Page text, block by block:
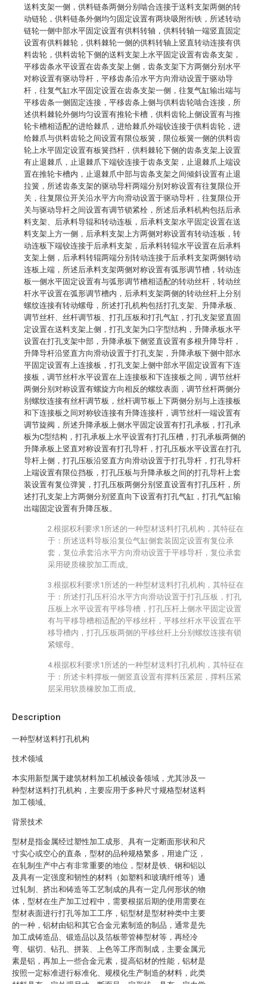
Description
一种型材送料打孔机构
技术领域
本实用新型属于建筑材料加工机械设备领域，尤其涉及一
种型材送料打孔机构，主要应用于多种尺寸规格型材送料
加工领域。
背景技术
型材是指金属经过塑性加工成形、具有一定断面形状和尺
寸实心或空心的直条，型材的品种规格繁多，用途广泛，
在轧制生产中占有非常重要的地位，型材是铁、钢和铝以
及具有一定强度和韧性的材料（如塑料和玻璃纤维等）通
过轧制、挤出和铸造等工艺制成的具有一定几何形状的物
体，型材在生产加工过程中，需要根据后期的使用需要在
型材表面进行打孔等加工工序，铝型材是型材种类中主要
的一种，铝材由铝和其它合金元素制造的制品，通常是先
加工成铸造品、锻造品以及箔板带管棒型材等，再经冷
弯、锯切、钻孔、拼装、上色等工序而制成，主要金属元
素是铝，再加上一些合金元素，提高铝材的性能，铝材是
按照一定标准进行标准化、规模化生产制造的材料，此类
送料支架一侧，供料链条两侧分别啮合连接于送料支架两侧的转
动链轮，供料链条外侧均匀固定设置有两块吸附衔铁，所述转动
链轮一侧中部水平固定设置有供料转轴，供料转轴一端竖直固定
设置有供料棘轮，供料棘轮一侧的供料转轴上竖直转动连接有供
料齿轮，供料齿轮下侧的送料支架上水平固定设置有齿条支架，
平移齿条水平设置在齿条支架上侧，齿条支架下方两侧分别水平
对称设置有驱动导杆，平移齿条沿水平方向滑动设置于驱动导
杆，往复气缸水平固定设置在齿条支架一侧，往复气缸输出端与
平移齿条一侧固定连接，平移齿条上侧与供料齿轮啮合连接，所
述供料棘轮外侧均匀设置有推轮卡槽，供料齿轮上侧设置有与推
轮卡槽相适配的进给棘爪，进给棘爪外端铰连接于供料齿轮，进
给棘爪与供料齿轮之间设置有限位板簧，限位板簧一侧的供料齿
轮上水平固定设置有板簧挡杆，供料棘轮下侧的齿条支架上设置
有止退棘爪，止退棘爪下端铰连接于齿条支架，止退棘爪上端设
置在推轮卡槽内，止退棘爪中部与齿条支架之间倾斜设置有止退
拉簧，所述齿条支架的驱动导杆两端分别对称设置有往复限位开
关，往复限位开关沿水平方向滑动设置于驱动导杆，往复限位开
关与驱动导杆之间设置有调节锁紧栓，所述后承料机构包括后承
料支架、后承料导辊和转动连板，后承料支架水平固定设置在送
料支架上方一侧，后承料支架上方两侧对称设置有转动连板，转
动连板下端铰连接于后承料支架，后承料转辊水平设置在后承料
支架上侧，后承料转辊两端分别转动连接于后承料支架两侧转动
连板上端，所述后承料支架两侧对称设置有弧形调节槽，转动连
板一侧水平固定设置有与弧形调节槽相适配的转动丝杆，转动丝
杆水平设置在弧形调节槽内，后承料支架两侧的转动丝杆上分别
螺纹连接有转动螺母，所述打孔机构包括打孔支架、升降承板、
调节丝杆、丝杆调节板、打孔压板和打孔气缸，打孔支架竖直固
定设置在送料支架上侧，打孔支架为口字型结构，升降承板水平
设置在打孔支架中部，升降承板下侧竖直设置有多根升降导杆，
升降导杆沿竖直方向滑动设置于打孔支架，升降承板下侧中部水
平固定设置有上连接板，打孔支架上侧中部水平固定设置有下连
接板，调节丝杆水平设置在上连接板和下连接板之间，调节丝杆
两侧分别对称设置有螺旋方向相反的螺纹表面，调节丝杆两侧分
别螺纹连接有丝杆调节板，丝杆调节板上下两侧分别与上连接板
和下连接板之间对称铰连接有升降连接杆，调节丝杆一端设置有
调节旋阀，所述升降承板上侧水平固定设置有打孔承板，打孔承
板为C型结构，打孔承板上水平设置有打孔压槽，打孔承板两侧的
升降承板上竖直对称设置有打孔导杆，打孔压板水平设置在打孔
导杆上侧，打孔压板沿竖直方向滑动设置于打孔导杆，打孔导杆
上端设置有限位挡板，打孔压板与升降承板之间的打孔导杆上套
装设置有复位弹簧，打孔压板两侧分别竖直设置有打孔压杆，所
述打孔支架上方两侧分别竖直向下设置有打孔气缸，打孔气缸输
出端固定设置有升降压板。
2.根据权利要求1所述的一种型材送料打孔机构，其特征在
于：所述送料导板沿复位气缸侧套装固定设置有复位承
套，复位承套沿水平方向滑动设置于平移导杆，复位承套
采用硬质橡胶加工而成。
3.根据权利要求1所述的一种型材送料打孔机构，其特征在
于：所述打孔压杆沿水平方向滑动设置于打孔压板，打孔
压板上水平设置有平移导槽，打孔压杆上侧水平固定设置
有与平移导槽相适配的平移丝杆，平移丝杆水平设置在平
移导槽内，打孔压板两侧的平移丝杆上分别螺纹连接有锁
紧螺母。
4.根据权利要求1所述的一种型材送料打孔机构，其特征在
于：所述卡料撑板一侧竖直设置有撑料压紧层，撑料压紧
层采用软质橡胶加工而成。